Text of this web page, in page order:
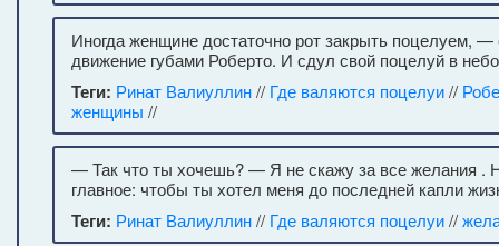
Иногда женщине достаточно рот закрыть поцелуем,
движение губами Роберто. И сдул свой поцелуй в
Теги: Ринат Валиуллин// Где валяются поцелуи//
женщины //
— Так что ты хочешь? — Я не скажу за все желания .
главное: чтобы ты хотел меня до последней капли
Теги: Ринат Валиуллин// Где валяются поцелуи//